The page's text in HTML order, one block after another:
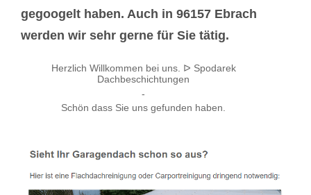
gegoogelt haben. Auch in 96157 Ebrach
werden wir sehr gerne für Sie tätig.
Herzlich Willkommen bei uns. ᐅ Spodarek
Dachbeschichtungen
-
Schön dass Sie uns gefunden haben.